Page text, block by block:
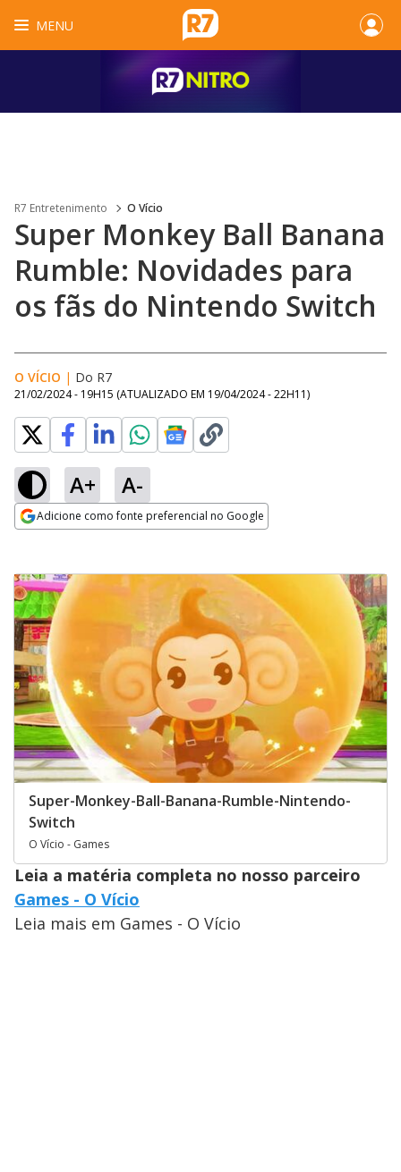
MENU
R7 Entretenimento O Vício
Super Monkey Ball Banana
Rumble: Novidades para
os fãs do Nintendo Switch
O VÍCIO | Do R7
21/02/2024 - 19H15 (ATUALIZADO EM 19/04/2024 - 22H11)
A+ A-
Adicione como fonte preferencial no Google
Super-Monkey-Ball-Banana-Rumble-Nintendo-
Switch
O Vício - Games
Leia a matéria completa no nosso parceiro
Games - O Vício
Leia mais em Games - O Vício